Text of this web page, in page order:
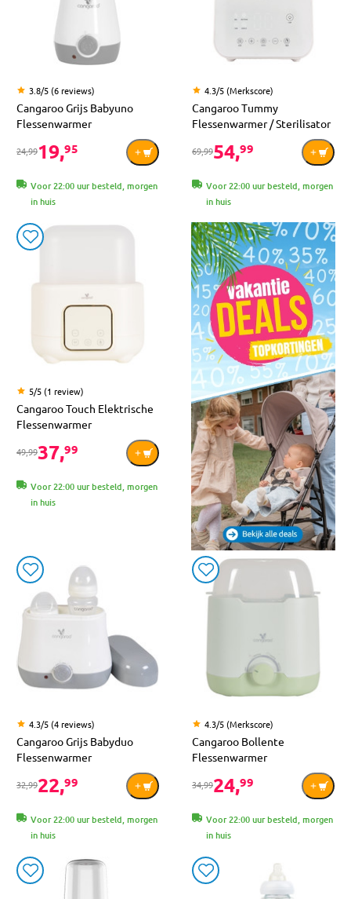
3.8/5 (6 reviews)
Cangaroo Grijs Babyuno
Flessenwarmer
24,9919,95
Voor 22:00 uur besteld, morgen
in huis
4.3/5 (Merkscore)
Cangaroo Tummy
Flessenwarmer / Sterilisator
69,9954,99
Voor 22:00 uur besteld, morgen
in huis
5/5 (1 review)
Cangaroo Touch Elektrische
Flessenwarmer
49,9937,99
Voor 22:00 uur besteld, morgen
in huis
4.3/5 (4 reviews)
Cangaroo Grijs Babyduo
Flessenwarmer
32,9922,99
Voor 22:00 uur besteld, morgen
in huis
4.3/5 (Merkscore)
Cangaroo Bollente
Flessenwarmer
34,9924,99
Voor 22:00 uur besteld, morgen
in huis